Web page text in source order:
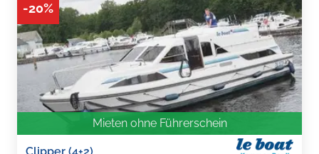
-20%
Mieten ohne Führerschein